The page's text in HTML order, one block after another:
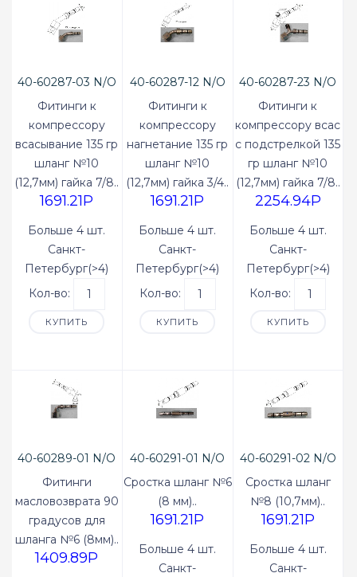
40-60287-03 N/O
Фитинги к
компрессору
всасывание 135 гр
шланг №10
(12,7мм) гайка 7/8..
1691.21P
Больше 4 шт.
Санкт-
Петербург(>4)
Кол-во:
КУПИТЬ
40-60287-12 N/O
Фитинги к
компрессору
нагнетание 135 гр
шланг №10
(12,7мм) гайка 3/4..
1691.21P
Больше 4 шт.
Санкт-
Петербург(>4)
Кол-во:
КУПИТЬ
40-60287-23 N/O
Фитинги к
компрессору всас
с подстрелкой 135
гр шланг №10
(12,7мм) гайка 7/8..
2254.94P
Больше 4 шт.
Санкт-
Петербург(>4)
Кол-во:
КУПИТЬ
40-60289-01 N/O
Фитинги
масловозврата 90
градусов для
шланга №6 (8мм)..
1409.89P
40-60291-01 N/O
Сростка шланг №6
(8 мм)..
1691.21P
Больше 4 шт.
Санкт-
40-60291-02 N/O
Сростка шланг
№8 (10,7мм)..
1691.21P
Больше 4 шт.
Санкт-